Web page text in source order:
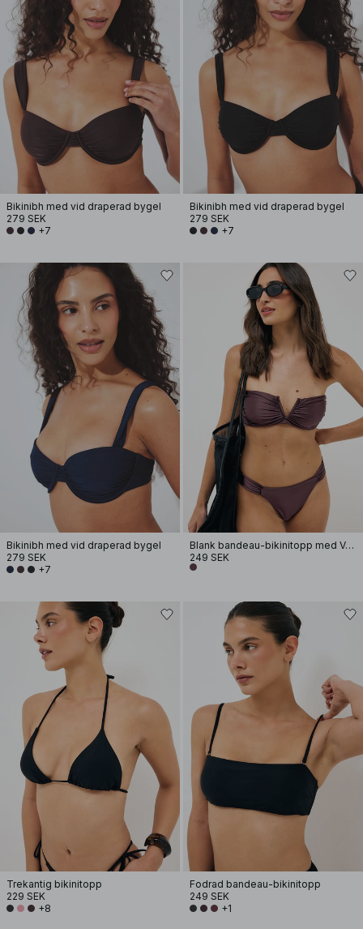
Bikinibh med vid draperad bygel
279 SEK
+7
Bikinibh med vid draperad bygel
279 SEK
+7
Bikinibh med vid draperad bygel
279 SEK
+7
Blank bandeau-bikinitopp med V-båge
249 SEK
Trekantig bikinitopp
229 SEK
+8
Fodrad bandeau-bikinitopp
249 SEK
+1